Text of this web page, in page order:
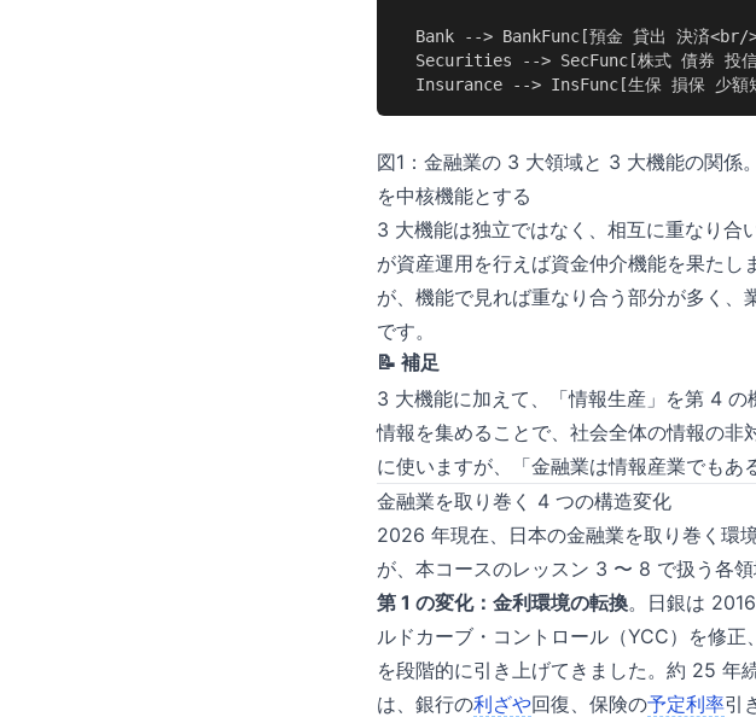
Bank --> BankFunc[預金 貸出 決済<br/>
Securities --> SecFunc[株式 債券 投信
Insurance --> InsFunc[生保 損保 少額
図1：金融業の 3 大領域と 3 大機能の関係
を中核機能とする
3 大機能は独立ではなく、相互に重なり合
が資産運用を行えば資金仲介機能を果た
が、機能で見れば重なり合う部分が多く
です。
📝 補足
3 大機能に加えて、「情報生産」を第 4
情報を集めることで、社会全体の情報の
に使いますが、「金融業は情報産業でもあ
金融業を取り巻く 4 つの構造変化
2026 年現在、日本の金融業を取り巻く環
が、本コースのレッスン 3 〜 8 で扱う各領
第 1 の変化：金利環境の転換。日銀は
ルドカーブ・コントロール（YCC）を修
を段階的に引き上げてきました。約 25 年
は、銀行の利ざや回復、保険の予定利率引